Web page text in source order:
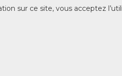
sur ce site, vous acceptez